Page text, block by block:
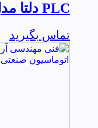
PLC دلتا مدل AS 324MT-A
تماس بگیرید